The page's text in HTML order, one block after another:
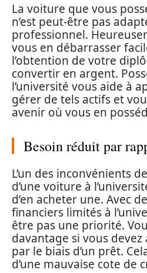
La voiture que vous
n’est peut-être pas
professionnel.
vous en débarrasser
l’obtention de votre
convertir en argent.
l’université vous aide à
gérer de tels actifs et
avenir où vous en
Besoin réduit par
L’un des inconvénients
d’une voiture à
d’en acheter une. Avec
financiers limités à
être pas une priorité.
davantage si vous
par le biais d’un prêt.
d’une mauvaise cote de